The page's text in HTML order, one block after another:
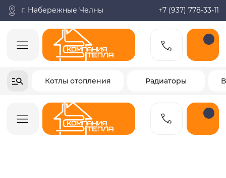
г. Набережные Челны
Котлы отопления Радиаторы Водонагреватели
+7-937-778-33-11